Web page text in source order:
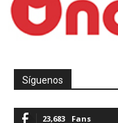
Síguenos
23,683 Fans